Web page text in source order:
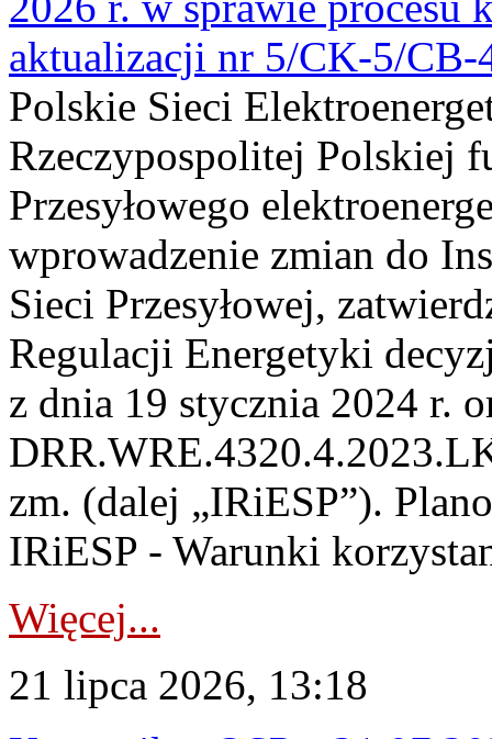
aktualizacji nr 5/CK-5/CB-
Polskie Sieci
Rzeczypospolitej Polskiej
Przesyłowego
wprowadzenie zmian do
Sieci Przesyłowej,
Regulacji Energetyki
z dnia 19 stycznia 2024 r.
zm. (dalej „IRiESP”).
IRiESP - Warunki
Więcej...
21 lipca 2026, 13:18